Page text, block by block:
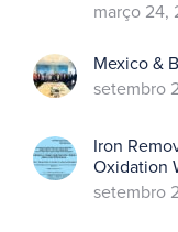
março 24,
Mexico &
setembro
Iron
Oxidation
setembro